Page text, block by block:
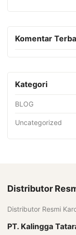
Komentar
Kategori
BLOG
Uncategorized
Distributor
Distributor Resmi
PT. Kalingga